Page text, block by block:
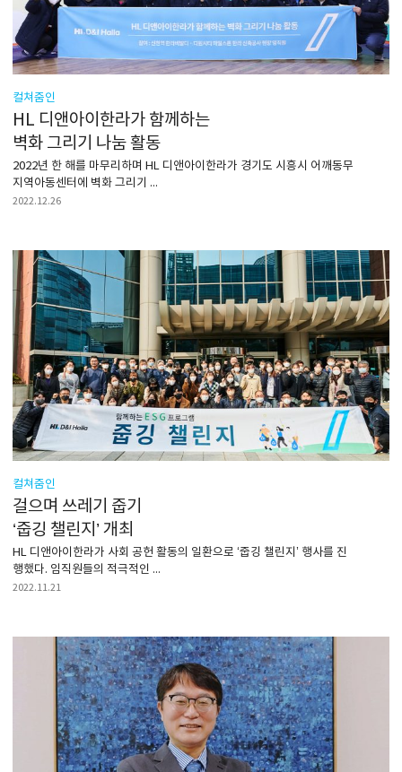
컬쳐줌인
HL 디앤아이한라가 함께하는
벽화 그리기 나눔 활동
2022년 한 해를 마무리하며 HL 디앤아이한라가 경기도 시흥시 어깨동무
지역아동센터에 벽화 그리기 ...
2022.12.26
컬쳐줌인
걸으며 쓰레기 줍기
‘줍깅 챌린지’ 개최
HL 디앤아이한라가 사회 공헌 활동의 일환으로 ‘줍깅 챌린지’ 행사를 진
행했다. 임직원들의 적극적인 ...
2022.11.21